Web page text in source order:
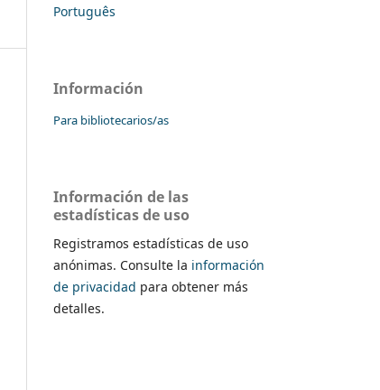
Português
Información
Para bibliotecarios/as
Información de las
estadísticas de uso
Registramos estadísticas de uso
anónimas. Consulte la información
de privacidad para obtener más
detalles.